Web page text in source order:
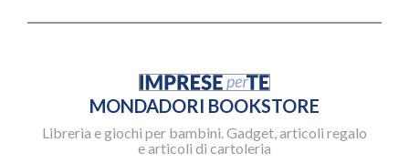
MONDADORI BOOKSTORE
Libreria e giochi per bambini. Gadget, articoli regalo
e articoli di cartoleria